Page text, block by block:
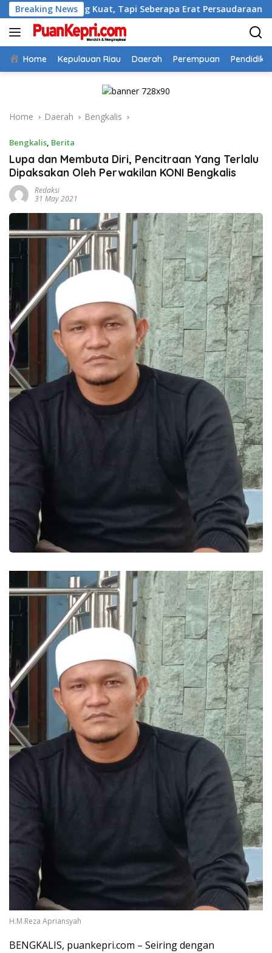
Skip
to
content
Breaking News
Kuat, Tapi Seberapa Erat Persaudaraan Kita
Home Kepulauan Riau Daerah Perempuan
Home Daerah Bengkalis
Bengkalis, Berita
Lupa dan Membuta Diri, Pencitraan Yang Terlalu
Dipaksakan Oleh Perwakilan KONI Bengkalis
Redaksi
31 May 2021
H.M.Reza Apriansyah
BENGKALIS, puankepri.com – Seiring dengan